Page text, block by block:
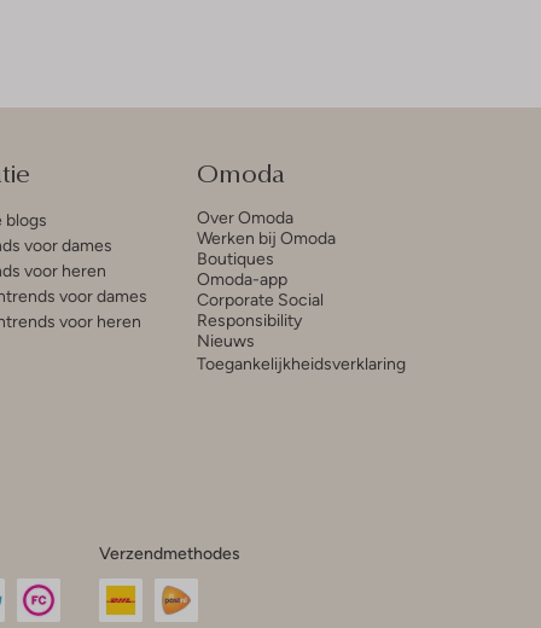
blogs
voor dames
voor heren
voor dames
voor heren
Omoda
Over Omoda
Werken bij Omoda
Boutiques
Omoda-app
Corporate Social
Responsibility
Nieuws
Toegankelijkheidsverklaring
Verzendmethodes